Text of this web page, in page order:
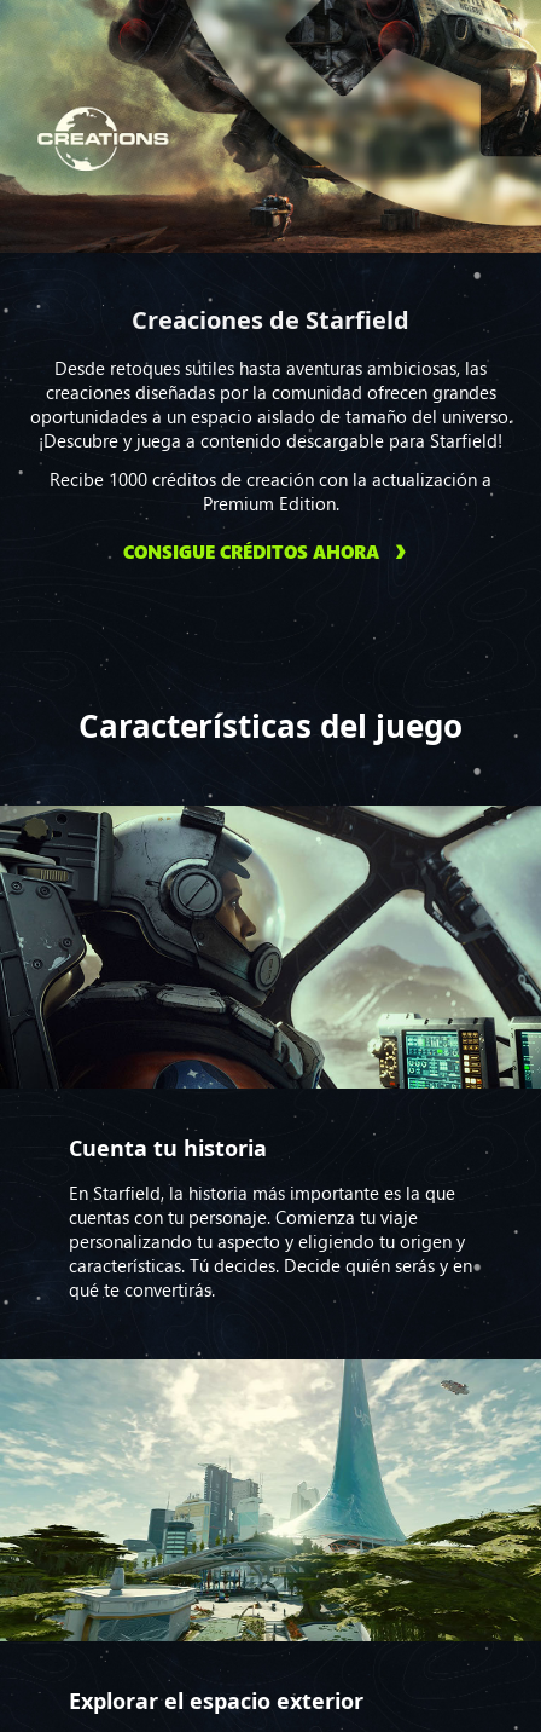
Creaciones de Starfield
Desde retoques sutiles hasta aventuras ambiciosas, las
creaciones diseñadas por la comunidad ofrecen grandes
oportunidades a un espacio aislado de tamaño del universo.
¡Descubre y juega a contenido descargable para Starfield!
Recibe 1000 créditos de creación con la actualización a
Premium Edition.
CONSIGUE CRÉDITOS AHORA
Características del juego
Cuenta tu historia
En Starfield, la historia más importante es la que
cuentas con tu personaje. Comienza tu viaje
personalizando tu aspecto y eligiendo tu origen y
características. Tú decides. Decide quién serás y en
qué te convertirás.
Explorar el espacio exterior